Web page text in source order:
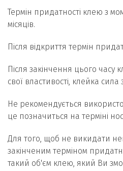
Термін придатності клею з
місяців.
Після відкриття термін
Після закінчення цього часу
свої властивості, клейка
Не рекомендується
це позначиться на терміні
Для того, щоб не викидати
закінченим терміном
такий об'єм клею, який Ви